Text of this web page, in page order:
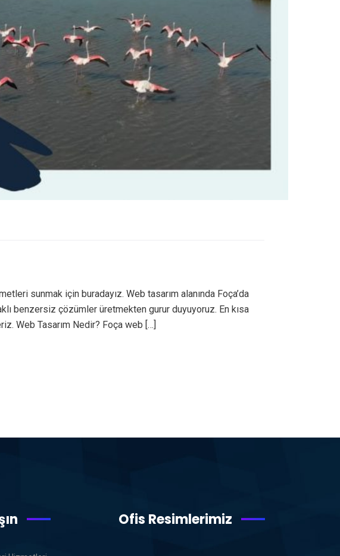
sunmak için buradayız. Web tasarım alanında Foça’da
benzersiz çözümler üretmekten gurur duyuyoruz. En kısa
Web Tasarım Nedir? Foça web […]
Ofis Resimlerimiz